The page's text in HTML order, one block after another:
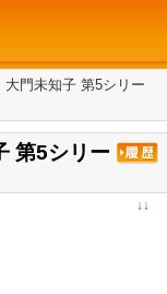
大門未知子 第5シリー
第5シリー
↓↓